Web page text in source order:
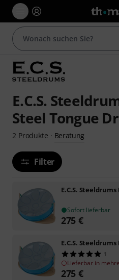
E.C.S.
Steel Tongue
2 Produkte · Beratung
Filter
E.C.S. Steeldrums
Sofort lieferbar
275 €
E.C.S. Steeldrums
1
Lieferbar in
275 €